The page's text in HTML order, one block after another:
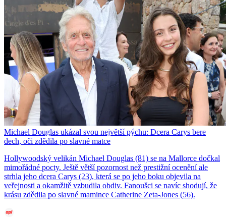
Michael Douglas ukázal svou největší pýchu: Dcera Carys bere
dech, oči zdědila po slavné matce
Hollywoodský velikán Michael Douglas (81) se na Mallorce dočkal
mimořádné pocty. Ještě větší pozornost než prestižní ocenění ale
strhla jeho dcera Carys (23), která se po jeho boku objevila na
veřejnosti a okamžitě vzbudila obdiv. Fanoušci se navíc shodují, že
krásu zdědila po slavné mamince Catherine Zeta-Jones (56).